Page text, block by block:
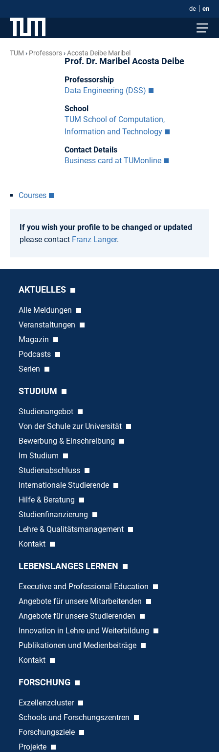
de en
TUM Professors Acosta Deibe Maribel
Prof. Dr. Maribel Acosta Deibe
Professorship
Data Engineering (DSS)
School
TUM School of Computation,
Information and Technology
Contact Details
Business card at TUMonline
Courses
If you wish your profile to be changed or updated
please contact Franz Langer.
AKTUELLES
Alle Meldungen
Veranstaltungen
Magazin
Podcasts
Serien
STUDIUM
Studienangebot
Von der Schule zur Universität
Bewerbung & Einschreibung
Im Studium
Studienabschluss
Internationale Studierende
Hilfe & Beratung
Studienfinanzierung
Lehre & Qualitätsmanagement
Kontakt
LEBENSLANGES LERNEN
Executive and Professional Education
Angebote für unsere Mitarbeitenden
Angebote für unsere Studierenden
Innovation in Lehre und Weiterbildung
Publikationen und Medienbeiträge
Kontakt
FORSCHUNG
Exzellenzcluster
Schools und Forschungszentren
Forschungsziele
Projekte